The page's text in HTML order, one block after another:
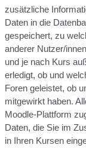
zusätzliche
Daten in die
gespeichert, zu
anderer Nutzer/
und je nach Kurs
erledigt, ob und
Foren geleistet, ob
mitgewirkt haben.
Moodle-Plattform
Daten, die Sie im
in Ihren Kursen